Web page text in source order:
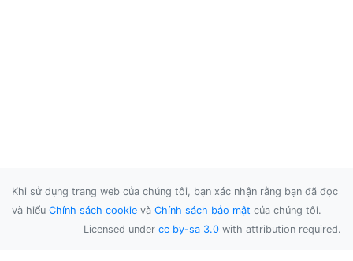
Khi sử dụng trang web của chúng tôi, bạn xác nhận rằng bạn đã đọc
và hiểu Chính sách cookie và Chính sách bảo mật của chúng tôi.
Licensed under cc by-sa 3.0 with attribution required.